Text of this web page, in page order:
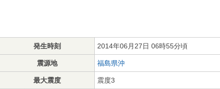
発生時刻 2014年06月27日 06時55分頃
震源地 福島県沖
最大震度 震度3